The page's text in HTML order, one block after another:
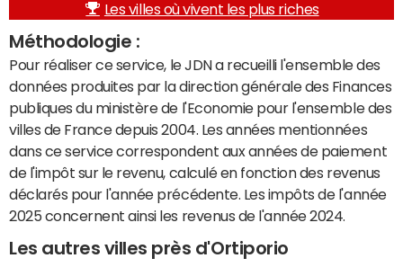
Les villes où vivent les plus riches
Méthodologie :
Pour réaliser ce service, le JDN a recueilli l'ensemble des
données produites par la direction générale des Finances
publiques du ministère de l'Economie pour l'ensemble des
villes de France depuis 2004. Les années mentionnées
dans ce service correspondent aux années de paiement
de l'impôt sur le revenu, calculé en fonction des revenus
déclarés pour l'année précédente. Les impôts de l'année
2025 concernent ainsi les revenus de l'année 2024.
Les autres villes près d'Ortiporio